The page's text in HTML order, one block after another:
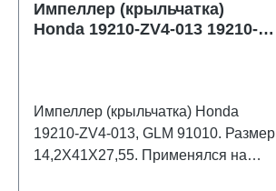
Импеллер (крыльчатка)
Honda 19210-ZV4-013 19210-
Импеллер (крыльчатка) Honda
19210-ZV4-013, GLM 91010. Размер
14,2Х41Х27,55. Применялся на